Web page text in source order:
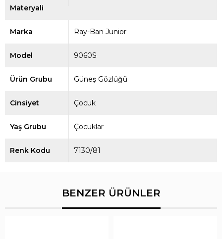
Materyali
Marka Ray-Ban Junior
Model 9060S
Ürün Grubu Güneş Gözlüğü
Cinsiyet Çocuk
Yaş Grubu Çocuklar
Renk Kodu 7130/81
BENZER ÜRÜNLER